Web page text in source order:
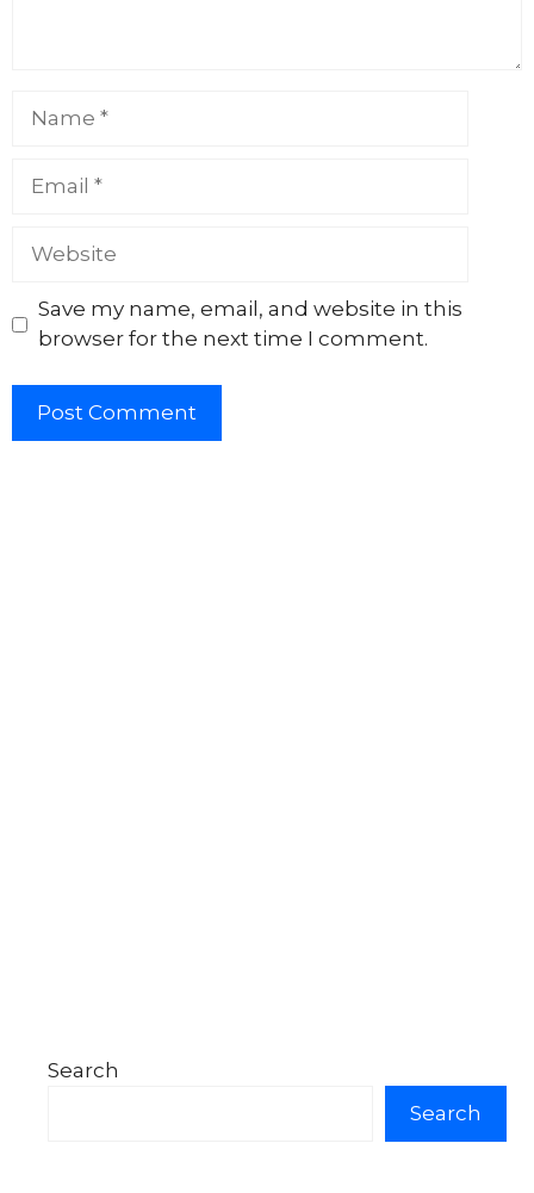
Website
Save my name, email, and website in this
browser for the next time I comment.
Search
Search